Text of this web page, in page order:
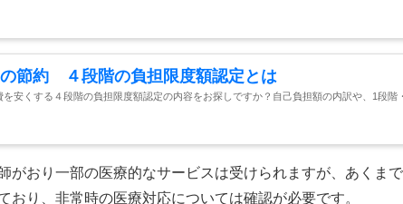
節約 ４段階の負担限度額認定とは
安くする４段階の負担限度額認定の内容をお探しですか？自己負担額の内訳や、1段階
おり一部の医療的なサービスは受けられますが、あくま
り、非常時の医療対応については確認が必要です。